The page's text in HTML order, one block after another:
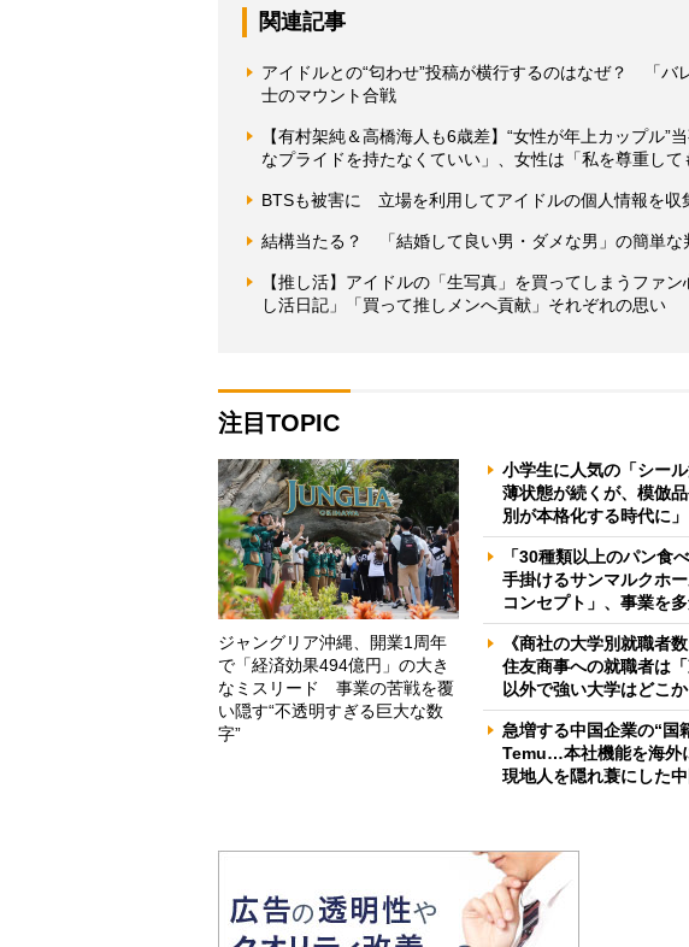
関連記事
アイドルとの“匂わせ”投稿が横行するのはなぜ？ 「バ
士のマウント合戦
【有村架純＆高橋海人も6歳差】“女性が年上カップル
なプライドを持たなくていい」、女性は「私を尊重して
BTSも被害に 立場を利用してアイドルの個人情報を収
結構当たる？ 「結婚して良い男・ダメな男」の簡単な
【推し活】アイドルの「生写真」を買ってしまうファ
し活日記」「買って推しメンへ貢献」それぞれの思い
注目TOPIC
ジャングリア沖縄、開業1周年
で「経済効果494億円」の大き
なミスリード 事業の苦戦を覆
い隠す“不透明すぎる巨大な数
字”
小学生に人気の「シー
薄状態が続くが、模倣
別が本格化する時代に」
「30種類以上のパン食
手掛けるサンマルクホ
コンセプト」、事業を
《商社の大学別就職者
住友商事への就職者は
以外で強い大学はどこか
急増する中国企業の“
Temu…本社機能を海外
現地人を隠れ蓑にした